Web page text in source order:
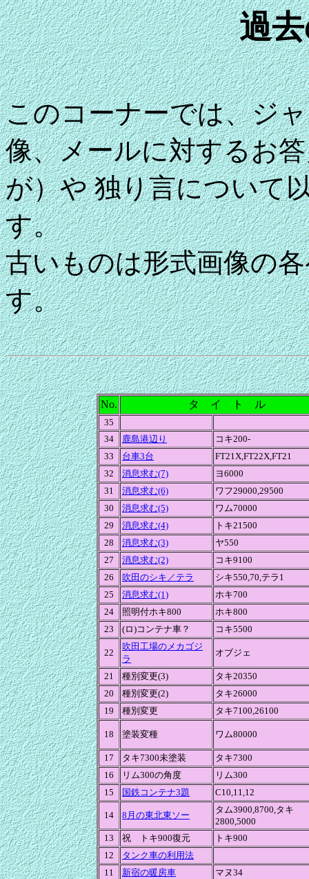
過
このコーナーでは、ジ
像、メールに対するお
が）や 独り言について
す。
古いものは形式画像の
す。
No. タ イ ト ル
35
34
鹿島港辺り
コキ200-
33
台車3台
FT21X,FT22X,FT21
32
消息求む(7)
ヨ6000
31
消息求む(6)
ワフ29000,29500
30
消息求む(5)
ワム70000
29
消息求む(4)
トキ21500
28
消息求む(3)
ヤ550
27
消息求む(2)
コキ9100
26
吹田のシキ／テラ
シキ550,70,テラ1
25
消息求む(1)
ホキ700
24
照明付ホキ800
ホキ800
23
(ロ)コンテナ車？ コキ5500
22
吹田工場のメカゴジ
ラ
オブジェ
21 種別変更(3)
タキ20350
20
種別変更(2)
タキ26000
19
種別変更 タキ7100,26100
18 塗装変種 ワム80000
17 タキ7300未塗装
タキ7300
16
リム300の角度
リム300
15
国鉄コンテナ3題 C10,11,12
14 8月の東北東ソー
タム3900,8700,タキ
2800,5000
13
祝 トキ900復元
トキ900
12
タンク車の利用法
11
新宿の暖房車
マヌ34